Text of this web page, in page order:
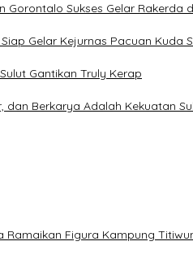
Gorontalo Sukses Gelar Rakerda
Gelar Kejurnas Pacuan Kuda
Gantikan Truly Kerap
dan Berkarya Adalah Kekuatan
Figura Kampung